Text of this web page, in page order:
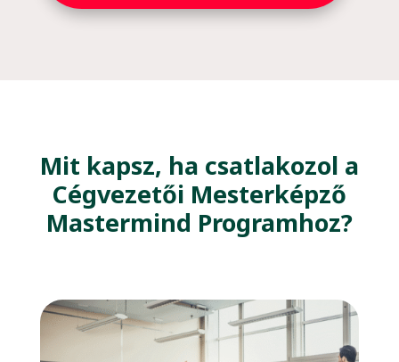
Mit kapsz, ha csatlakozol a
Cégvezetői Mesterképző
Mastermind Programhoz?